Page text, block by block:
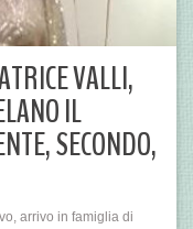
VALLI,
IL
SECONDO,
arrivo in famiglia di